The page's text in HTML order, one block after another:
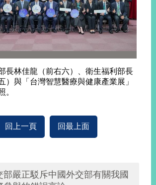
長林佳龍（前右六）、衛生福利部長
）與「台灣智慧醫療與健康產業展」
。
回上一頁 回最上面
部嚴正駁斥中國外交部有關我國